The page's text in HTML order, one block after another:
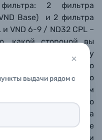
выдачи рядом с
2 фильтра
Base) и 2 фильтра
VND 6-9 / ND32 CPL –
какой стороной вы
18-слойному
каждого
какие-либо
переотражением
поэтому вы легко
2 или 3 фильтра
оправе также
со всеми